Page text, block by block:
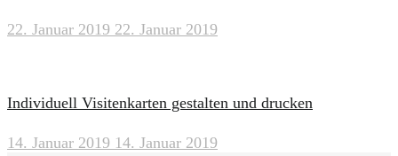
22. Januar 2019 22. Januar 2019
Individuell Visitenkarten gestalten und drucken
14. Januar 2019 14. Januar 2019